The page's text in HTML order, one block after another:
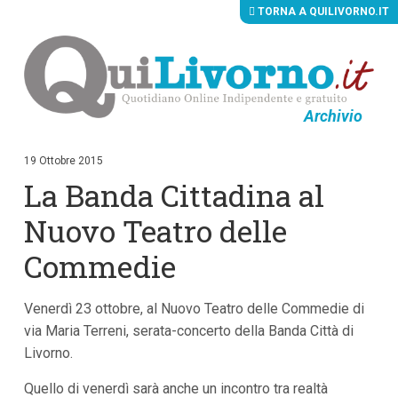
Archivio
i
i
t
e
n
t
p
n
TORNA A QUILIVORNO.IT
19 Ottobre 2015
La Banda Cittadina al
Nuovo Teatro delle
Commedie
Venerdì 23 ottobre, al Nuovo Teatro delle Commedie di
via Maria Terreni, serata-concerto della Banda Città di
Livorno.
Quello di venerdì sarà anche un incontro tra realtà